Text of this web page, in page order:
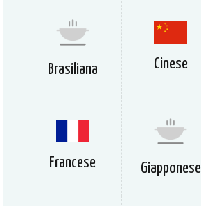
Brasiliana Cinese
Francese Giapponese